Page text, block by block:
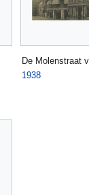
De Molenstraat
1938